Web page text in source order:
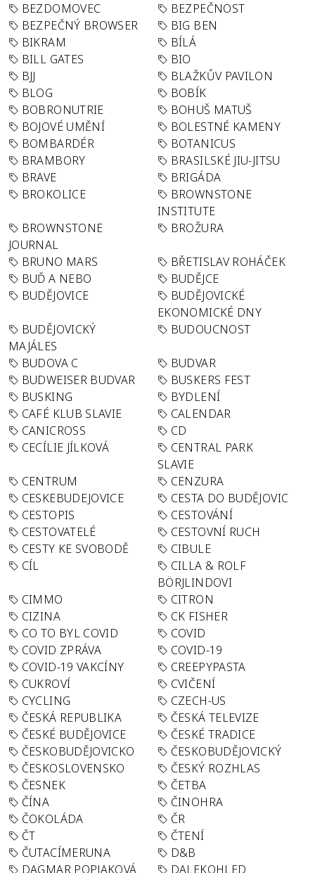
BEZDOMOVEC
BEZPEČNOST
BEZPEČNÝ BROWSER
BIG BEN
BIKRAM
BÍLÁ
BILL GATES
BIO
BJJ
BLAŽKŮV PAVILON
BLOG
BOBÍK
BOBRONUTRIE
BOHUŠ MATUŠ
BOJOVÉ UMĚNÍ
BOLESTNÉ KAMENY
BOMBARDÉR
BOTANICUS
BRAMBORY
BRASILSKÉ JIU-JITSU
BRAVE
BRIGÁDA
BROKOLICE
BROWNSTONE
INSTITUTE
BROWNSTONE
JOURNAL
BROŽURA
BRUNO MARS
BŘETISLAV ROHÁČEK
BUĎ A NEBO
BUDĚJCE
BUDĚJOVICE
BUDĚJOVICKÉ
EKONOMICKÉ DNY
BUDĚJOVICKÝ
MAJÁLES
BUDOUCNOST
BUDOVA C
BUDVAR
BUDWEISER BUDVAR
BUSKERS FEST
BUSKING
BYDLENÍ
CAFÉ KLUB SLAVIE
CALENDAR
CANICROSS
CD
CECÍLIE JÍLKOVÁ
CENTRAL PARK
SLAVIE
CENTRUM
CENZURA
CESKEBUDEJOVICE
CESTA DO BUDĚJOVIC
CESTOPIS
CESTOVÁNÍ
CESTOVATELÉ
CESTOVNÍ RUCH
CESTY KE SVOBODĚ
CIBULE
CÍL
CILLA & ROLF
BÖRJLINDOVI
CIMMO
CITRON
CIZINA
CK FISHER
CO TO BYL COVID
COVID
COVID ZPRÁVA
COVID-19
COVID-19 VAKCÍNY
CREEPYPASTA
CUKROVÍ
CVIČENÍ
CYCLING
CZECH-US
ČESKÁ REPUBLIKA
ČESKÁ TELEVIZE
ČESKÉ BUDĚJOVICE
ČESKÉ TRADICE
ČESKOBUDĚJOVICKO
ČESKOBUDĚJOVICKÝ
ČESKOSLOVENSKO
ČESKÝ ROZHLAS
ČESNEK
ČETBA
ČÍNA
ČINOHRA
ČOKOLÁDA
ČR
ČT
ČTENÍ
ČUTACÍMERUNA
D&B
DAGMAR POPJAKOVÁ
DALEKOHLED